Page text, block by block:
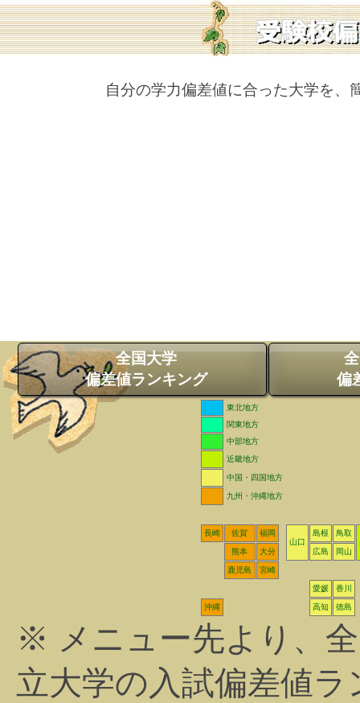
自分の学力偏差値に合った大学を、
全国大学
偏差値ランキング
偏
東北地方
関東地方
中部地方
近畿地方
中国・四国地方
九州・沖縄地方
長崎 佐賀
福岡
山口
島根
鳥取
熊本
大分 広島 岡山
鹿児島 宮崎
愛媛 香川
沖縄 高知 徳島
※ メニュー先より、
立大学の入試偏差値